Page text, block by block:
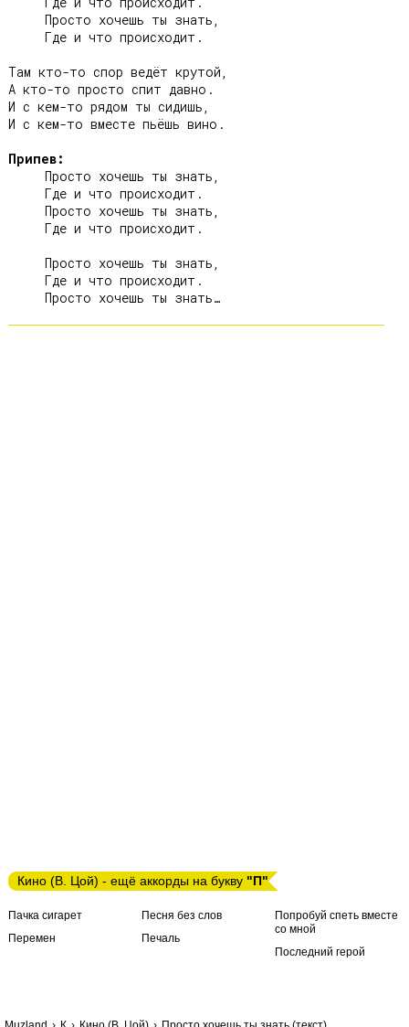
Там кто-то спор ведёт крутой,
А кто-то просто спит давно.
И с кем-то рядом ты сидишь,
И с кем-то вместе пьёшь вино.
Припев:
Кино (В. Цой) - ещё аккорды на букву "П"
Пачка сигарет
Перемен
Песня без слов
Печаль
Попробуй спеть вместе
со мной
Последний герой